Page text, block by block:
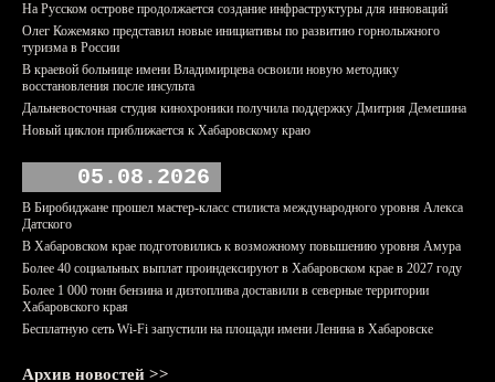
На Русском острове продолжается создание инфраструктуры для инноваций
Олег Кожемяко представил новые инициативы по развитию горнолыжного
туризма в России
В краевой больнице имени Владимирцева освоили новую методику
восстановления после инсульта
Дальневосточная студия кинохроники получила поддержку Дмитрия Демешина
Новый циклон приближается к Хабаровскому краю
05.08.2026
В Биробиджане прошел мастер-класс стилиста международного уровня Алекса
Датского
В Хабаровском крае подготовились к возможному повышению уровня Амура
Более 40 социальных выплат проиндексируют в Хабаровском крае в 2027 году
Более 1 000 тонн бензина и дизтоплива доставили в северные территории
Хабаровского края
Бесплатную сеть Wi-Fi запустили на площади имени Ленина в Хабаровске
Архив новостей >>